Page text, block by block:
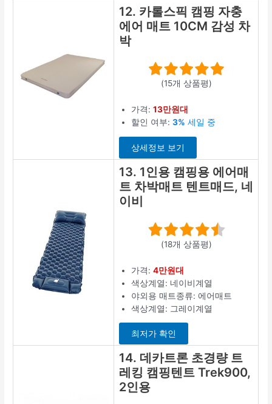
12. 카롤스픽 캠핑 자충
에어 매트 10CM 감성 차
박
(15개 상품평)
가격:13만원대
할인 여부:3% 세일 중
상세정보 보기
13. 1인용 캠핑용 에어매
트 차박매트 텐트매드, 네
이비
(18개 상품평)
가격:4만원대
색상계열: 네이비계열
야외용 매트종류: 에어매트
색상계열: 그레이계열
최저가 확인
14. 데카트론 초경량 트
레킹 캠핑텐트 Trek900,
2인용